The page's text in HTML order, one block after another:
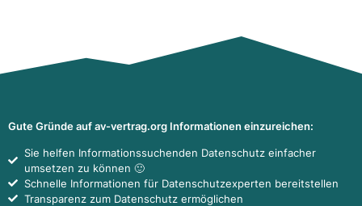
Gute Gründe auf av-vertrag.org Informationen einzureichen:
Sie helfen Informationssuchenden Datenschutz einfacher
umsetzen zu können 🙂
Schnelle Informationen für Datenschutzexperten bereitstellen
Transparenz zum Datenschutz ermöglichen